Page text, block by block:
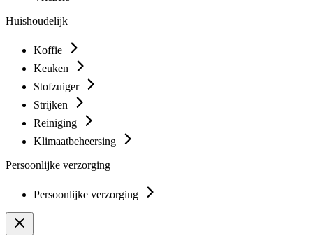
Huishoudelijk
Koffie
Keuken
Stofzuiger
Strijken
Reiniging
Klimaatbeheersing
Persoonlijke verzorging
Persoonlijke verzorging